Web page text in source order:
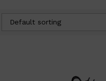
Default sorting